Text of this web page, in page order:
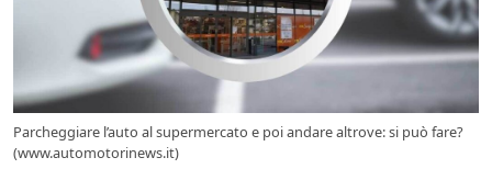
Parcheggiare l’auto al supermercato e poi andare altrove: si può fare?
(www.automotorinews.it)